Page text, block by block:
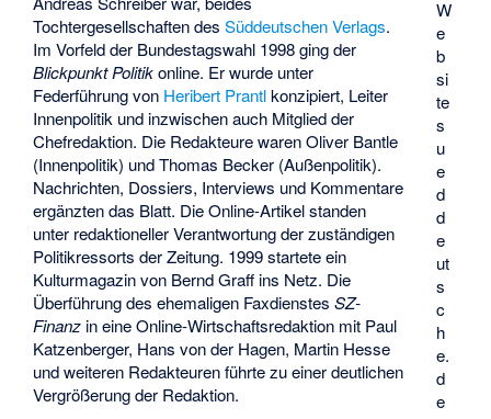
W
e
b
si
te
s
u
e
d
d
e
ut
s
c
h
e.
d
e
Tochtergesellschaften desSüddeutschen Verlags.
Im Vorfeld der Bundestagswahl 1998 ging der
Blickpunkt Politikonline. Er wurde unter
Federführung von Heribert Prantlkonzipiert, Leiter
Innenpolitik und inzwischen auch Mitglied der
Chefredaktion. Die Redakteure waren Oliver Bantle
(Innenpolitik) und Thomas Becker (Außenpolitik).
Nachrichten, Dossiers, Interviews und Kommentare
ergänzten das Blatt. Die Online-Artikel standen
unter redaktioneller Verantwortung der zuständigen
Politikressorts der Zeitung. 1999 startete ein
Kulturmagazin von Bernd Graff ins Netz. Die
Überführung des ehemaligen FaxdienstesSZ-
Finanz in eine Online-Wirtschaftsredaktion mit Paul
Katzenberger, Hans von der Hagen, Martin Hesse
und weiteren Redakteuren führte zu einer deutlichen
Vergrößerung der Redaktion.